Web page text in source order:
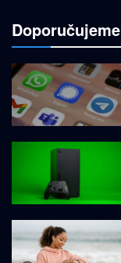
Doporučujeme